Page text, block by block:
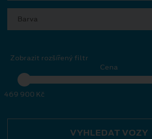
Barva
Zobrazit rozšířený filtr
Cena
469 900 Kč
VYHLEDAT VOZY